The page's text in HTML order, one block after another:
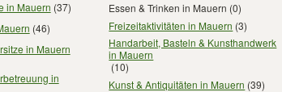
in Mauern (37)
(46)
in Mauern
in
Essen & Trinken in Mauern (0)
Freizeitaktivitäten in Mauern (3)
Handarbeit, Basteln & Kunsthandwerk
in Mauern
(10)
Kunst & Antiquitäten in Mauern (39)